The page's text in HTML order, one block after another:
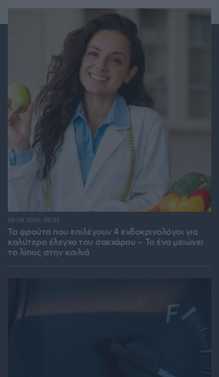
Τα φρούτα που επιλέγουν 4 ενδοκρινολόγοι για
καλύτερο έλεγχο του σακχάρου – Το ένα μειώνει
το λίπος στην κοιλιά
06.08.2026, 08:01